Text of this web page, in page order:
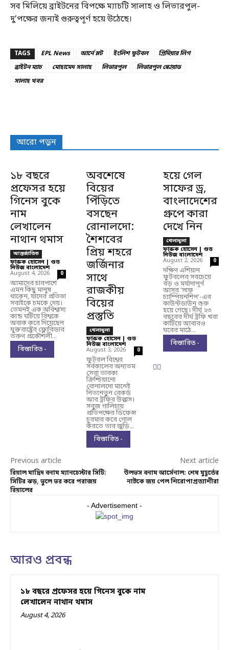
সব মিলিয়ে ব্রাইটনের বিপক্ষে ম্যাচটি সালাহ ও লিভারপুল-
দু’পক্ষের জন্যই গুরুত্বপূর্ণ হয়ে উঠেছে।
TAGS EPL News আর্নে স্লট ইংলিশ ফুটবল
প্রিমিয়ার লিগ
ব্রাইটন ম্যাচ
মোহামেদ সালাহ লিভারপুল
লিভারপুল স্কোয়াড
সালাহ খবর
আরো পড়ুন
১৮ বছরে
প্রফেসর হয়ে
গিনেস বুকে
নাম
লেখালেন
নাথান থমাস
আন্তর্জাতিক
ফারুক হোসেন | গুড
নিউজ বাংলাদেশ -
August 4, 2026 0
আমাদের চারপাশে
এমন কিছু মানুষ
থাকেন, যাদের প্রতিভা
সবাইকে চমকে দেয়।
তেমনই এক অবিশ্বাস্য
কান্ড ঘটিয়ে বিশ্বকে
অবাক করে দিয়েছেন
যুক্তরাষ্ট্রের ফ্লোরিডার
তরুণ প্রকৌশলী...
বিস্তারিত -
অবশেষে
বিয়ের
পিঁড়িতে
বসছেন
রোনালদো:
শৈশবের
প্রিয় শহরে
জর্জিনার
সাথে
রাজকীয়
বিয়ের
প্রস্তুতি
খেলাধুলা
ফারুক হোসেন | গুড
নিউজ বাংলাদেশ -
August 3, 2026 0
ফুটবল বিশ্বের
সর্বকালের অন্যতম
সেরা তারকা
ক্রিশ্চিয়ানো
রোনালদো মানেই
নিত্যনতুন রেকর্ড
আর ট্রফির উল্লাস।
সবুজ গালিচায়
প্রতিপক্ষের ডিফেন্স
চুরমার করে গোল
করতে তার জুড়ি...
বিস্তারিত -
হয়ে গেল
সাফের ড্র,
বাংলাদেশের
গ্রুপে কারা
দেখে নিন
খেলাধুলা
ফারুক হোসেন | গুড
নিউজ বাংলাদেশ -
August 2, 2026 0
দক্ষিণ এশিয়ান
ফুটবলের সবচেয়ে
বড় ও মর্যাদাপূর্ণ
আসর 'সাফ
চ্যাম্পিয়নশিপ'-এর
কাউন্টডাউন শুরু
হয়ে গেছে। দীর্ঘ ২৩
বছরের দীর্ঘ ট্রফি খরা
কাটিয়ে আবারও
ঘরের মাঠে...
বিস্তারিত -
Previous article
রিয়াল মাদ্রিদ বনাম ম্যানচেস্টার সিটি:
সিটির ঝড়, ভুলে ভর করে পরাজয়
রিয়ালের
Next article
উলভস বনাম আর্সেনাল: শেষ মুহূর্তের
নাটকে জয় পেল শিরোপাপ্রত্যাশীরা
- Advertisement -
আরও প্রবন্ধ
১৮ বছরে প্রফেসর হয়ে গিনেস বুকে নাম
লেখালেন নাথান থমাস
August 4, 2026